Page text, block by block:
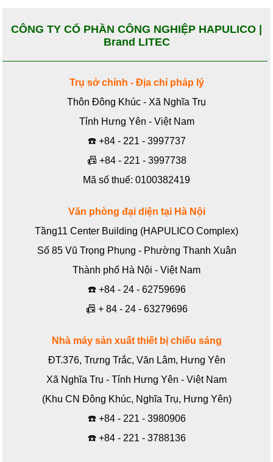
CÔNG TY CỔ PHẦN CÔNG NGHIỆP HAPULICO |
Brand LITEC
Trụ sở chính - Địa chỉ pháp lý
Thôn Đông Khúc - Xã Nghĩa Trụ
Tỉnh Hưng Yên - Việt Nam
☎️ +84 - 221 - 3997737
📠 +84 - 221 - 3997738
Mã số thuế: 0100382419
Văn phòng đại diện tại Hà Nội
Tầng11 Center Building (HAPULICO Complex)
Số 85 Vũ Trọng Phụng - Phường Thanh Xuân
Thành phố Hà Nội - Việt Nam
☎️ +84 - 24 - 62759696
📠 + 84 - 24 - 63279696
Nhà máy sản xuất thiết bị chiếu sáng
ĐT.376, Trưng Trắc, Văn Lâm, Hưng Yên
Xã Nghĩa Trụ - Tỉnh Hưng Yên - Việt Nam
(Khu CN Đông Khúc, Nghĩa Trụ, Hưng Yên)
☎️ +84 - 221 - 3980906
☎️ +84 - 221 - 3788136